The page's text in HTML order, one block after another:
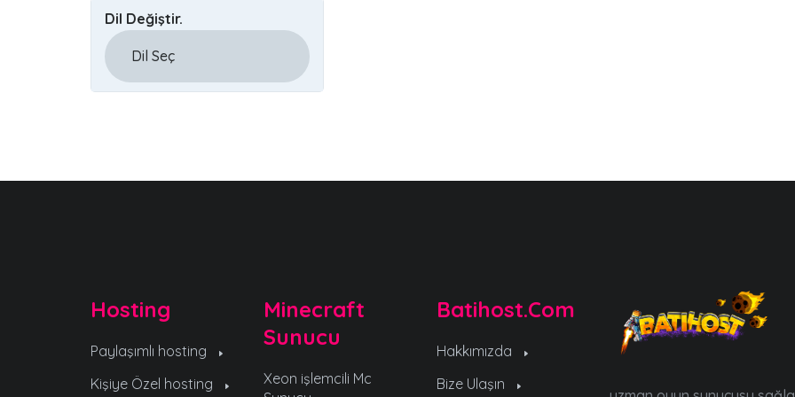
Dil Değiştir.
Hosting
Paylaşımlı hosting
Kişiye Özel hosting
Minecraft
Sunucu
Xeon işlemcili Mc
Batihost.Com
Hakkımızda
Bize Ulaşın